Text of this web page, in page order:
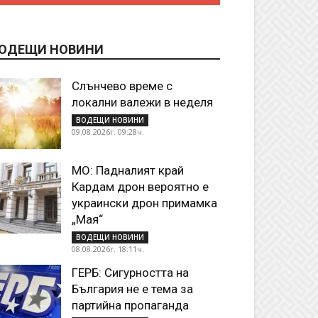
НОВИНИ
Слънчево време с
локални валежи в неделя
ВОДЕЩИ НОВИНИ
09.08.2026г. 09:28ч.
МО: Падналият край
Кардам дрон вероятно е
украински дрон примамка
„Мая“
ВОДЕЩИ НОВИНИ
08.08.2026г. 18:11ч.
ГЕРБ: Сигурността на
България не е тема за
партийна пропаганда